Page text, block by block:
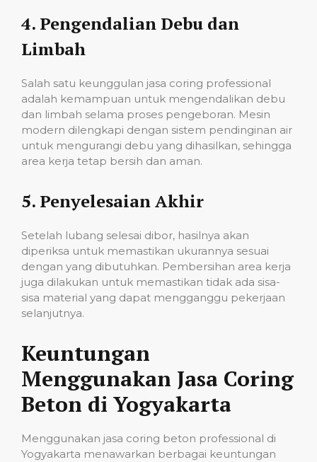
4. Pengendalian Debu dan
Limbah
Salah satu keunggulan jasa coring professional
adalah kemampuan untuk mengendalikan debu
dan limbah selama proses pengeboran. Mesin
modern dilengkapi dengan sistem pendinginan air
untuk mengurangi debu yang dihasilkan, sehingga
area kerja tetap bersih dan aman.
5. Penyelesaian Akhir
Setelah lubang selesai dibor, hasilnya akan
diperiksa untuk memastikan ukurannya sesuai
dengan yang dibutuhkan. Pembersihan area kerja
juga dilakukan untuk memastikan tidak ada sisa-
sisa material yang dapat mengganggu pekerjaan
selanjutnya.
Keuntungan
Menggunakan Jasa Coring
Beton di Yogyakarta
Menggunakan jasa coring beton professional di
Yogyakarta menawarkan berbagai keuntungan